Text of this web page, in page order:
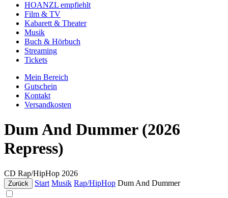
HOANZL empfiehlt
Film & TV
Kabarett & Theater
Musik
Buch & Hörbuch
Streaming
Tickets
Mein Bereich
Gutschein
Kontakt
Versandkosten
Dum And Dummer (2026
Repress)
CD Rap/HipHop 2026
Zurück Start Musik Rap/HipHop Dum And Dummer